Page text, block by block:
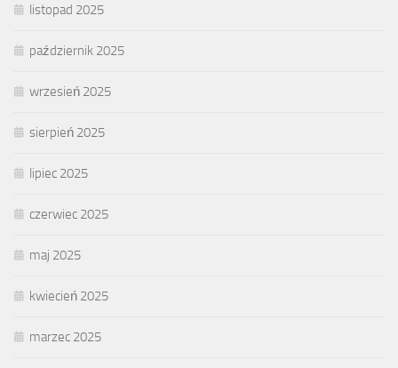
listopad 2025
październik 2025
wrzesień 2025
sierpień 2025
lipiec 2025
czerwiec 2025
maj 2025
kwiecień 2025
marzec 2025